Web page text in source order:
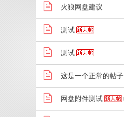
火狼网盘建议
测试
测试
这是一个正常的帖子
网盘附件测试